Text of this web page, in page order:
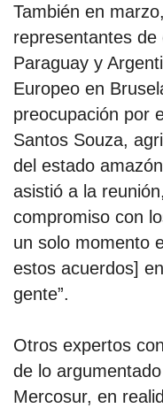
También en
representantes de
Paraguay y
Europeo en
preocupación por
Santos Souza,
del estado
asistió a la reunión,
compromiso con
un solo momento
estos acuerdos]
gente”.
Otros expertos
de lo
Mercosur, en